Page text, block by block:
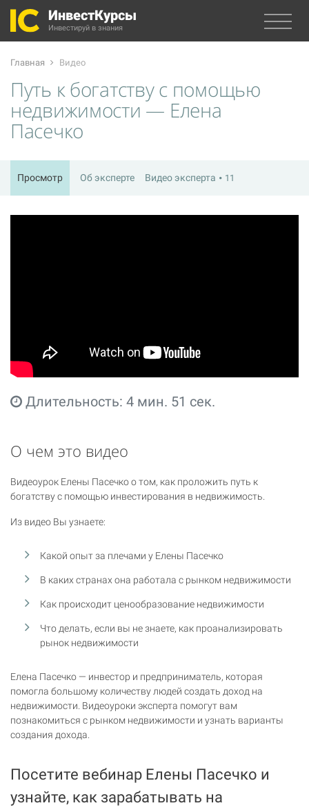
ИнвестКурсы
Инвестируй в знания
Главная Видео
Путь к богатству с помощью
недвижимости — Елена
Пасечко
Просмотр Об эксперте Видео эксперта 11
Длительность: 4 мин. 51 сек.
О чем это видео
Видеоурок Елены Пасечко о том, как проложить путь к
богатству с помощью инвестирования в недвижимость.
Из видео Вы узнаете:
Какой опыт за плечами у Елены Пасечко
В каких странах она работала с рынком недвижимости
Как происходит ценообразование недвижимости
Что делать, если вы не знаете, как проанализировать
рынок недвижимости
Елена Пасечко — инвестор и предприниматель, которая
помогла большому количеству людей создать доход на
недвижимости. Видеоуроки эксперта помогут вам
познакомиться с рынком недвижимости и узнать варианты
создания дохода.
Посетите вебинар Елены Пасечко и
узнайте, как зарабатывать на